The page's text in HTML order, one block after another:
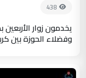
438
يخدمون زوار
وفضلاء الحوزة بين